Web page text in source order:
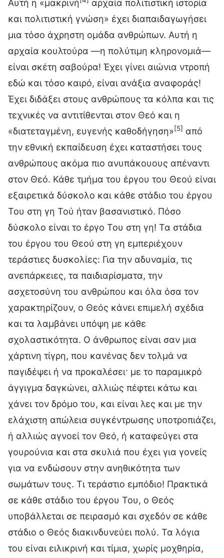
Αυτή η «μακρινή
αρχαία πολιτιστική ιστορία
και πολιτιστική γνώση» έχει διαπαιδαγωγήσει
μια τόσο άχρηστη ομάδα ανθρώπων. Αυτή η
αρχαία κουλτούρα —η πολύτιμη κληρονομιά—
είναι σκέτη σαβούρα! Έχει γίνει αιώνια ντροπή
εδώ και τόσο καιρό, είναι ανάξια αναφοράς!
Έχει διδάξει στους ανθρώπους τα κόλπα και τις
τεχνικές να αντιτίθενται στον Θεό και η
«διατεταγμένη, ευγενής καθοδήγηση»[5] από
την εθνική εκπαίδευση έχει καταστήσει τους
ανθρώπους ακόμα πιο ανυπάκουους απέναντι
στον Θεό. Κάθε τμήμα του έργου του Θεού είναι
εξαιρετικά δύσκολο και κάθε στάδιο του έργου
Του στη γη Τού ήταν βασανιστικό. Πόσο
δύσκολο είναι το έργο Του στη γη! Τα στάδια
του έργου του Θεού στη γη εμπεριέχουν
τεράστιες δυσκολίες: Για την αδυναμία, τις
ανεπάρκειες, τα παιδιαρίσματα, την
ασχετοσύνη του ανθρώπου και όλα όσα τον
χαρακτηρίζουν, ο Θεός κάνει επιμελή σχέδια
και τα λαμβάνει υπόψη με κάθε
σχολαστικότητα. Ο άνθρωπος είναι σαν μια
χάρτινη τίγρη, που κανένας δεν τολμά να
παγιδέψει ή να προκαλέσει· με το παραμικρό
άγγιγμα δαγκώνει, αλλιώς πέφτει κάτω και
χάνει τον δρόμο του, και είναι λες και με την
ελάχιστη απώλεια συγκέντρωσης υποτροπιάζει,
ή αλλιώς αγνοεί τον Θεό, ή καταφεύγει στα
γουρούνια και στα σκυλιά που έχει για γονείς
για να ενδώσουν στην ανηθικότητα των
σωμάτων τους. Τι τεράστιο εμπόδιο! Πρακτικά
σε κάθε στάδιο του έργου Του, ο Θεός
υποβάλλεται σε πειρασμό και σχεδόν σε κάθε
στάδιο ο Θεός διακινδυνεύει πολύ. Τα λόγια
του είναι ειλικρινή και τίμια, χωρίς μοχθηρία,